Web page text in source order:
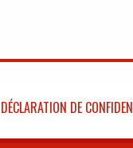
DÉCLARATION DE